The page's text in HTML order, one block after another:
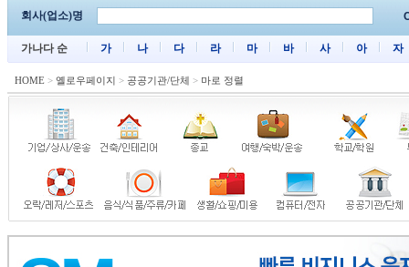
회사(업소)명
가나다 순 가 나 다 라 마 바 사 아 자
HOME > 옐로우페이지 > 공공기관/단체 > 마로 정렬